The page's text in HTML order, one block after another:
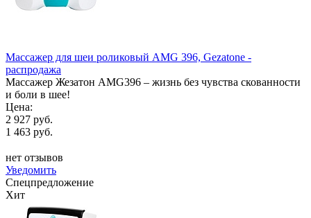
Массажер для шеи роликовый AMG 396, Gezatone -
распродажа
Массажер Жезатон AMG396 – жизнь без чувства скованности
и боли в шее!
Цена:
2 927 руб.
1 463 руб.
нет отзывов
Уведомить
Спецпредложение
Хит